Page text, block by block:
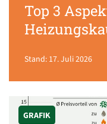
Top 3
Stand: 17. Juli 2026
GRAFIK